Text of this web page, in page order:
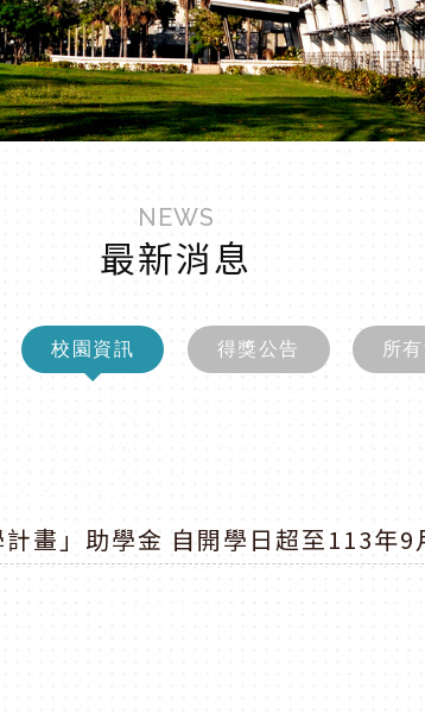
NEWS
最新消息
校園資訊 得獎公告 所
畫」助學金 自開學日超至113年